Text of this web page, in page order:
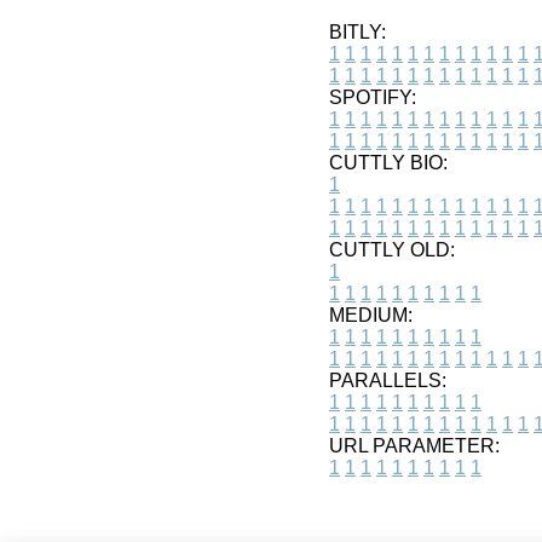
BITLY:
1 1 1 1 1 1 1 1 1 1 1 1 1 1
1 1 1 1 1 1 1 1 1 1 1 1 1 1
SPOTIFY:
1 1 1 1 1 1 1 1 1 1 1 1 1 1
1 1 1 1 1 1 1 1 1 1 1 1 1 1
CUTTLY BIO:
1
1 1 1 1 1 1 1 1 1 1 1 1 1 1
1 1 1 1 1 1 1 1 1 1 1 1 1 1
CUTTLY OLD:
1
1 1 1 1 1 1 1 1 1 1
MEDIUM:
1 1 1 1 1 1 1 1 1 1
1 1 1 1 1 1 1 1 1 1 1 1 1 1
PARALLELS:
1 1 1 1 1 1 1 1 1 1
1 1 1 1 1 1 1 1 1 1 1 1 1 1
URL PARAMETER:
1 1 1 1 1 1 1 1 1 1